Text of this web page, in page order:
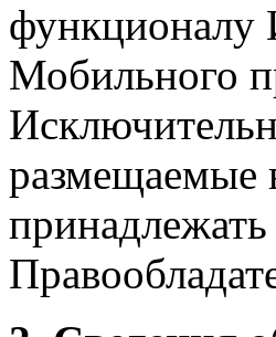
функционалу
Мобильного
размещаемые